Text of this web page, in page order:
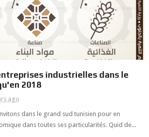
industrielles dans le
2018
ago
dans le grand sud tunisien pour en
dans toutes ses particularités. Quid de...